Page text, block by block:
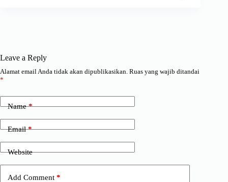
Leave a Reply
Alamat email Anda tidak akan dipublikasikan. Ruas yang wajib ditandai
*
Name*
Email*
Website
Add Comment *